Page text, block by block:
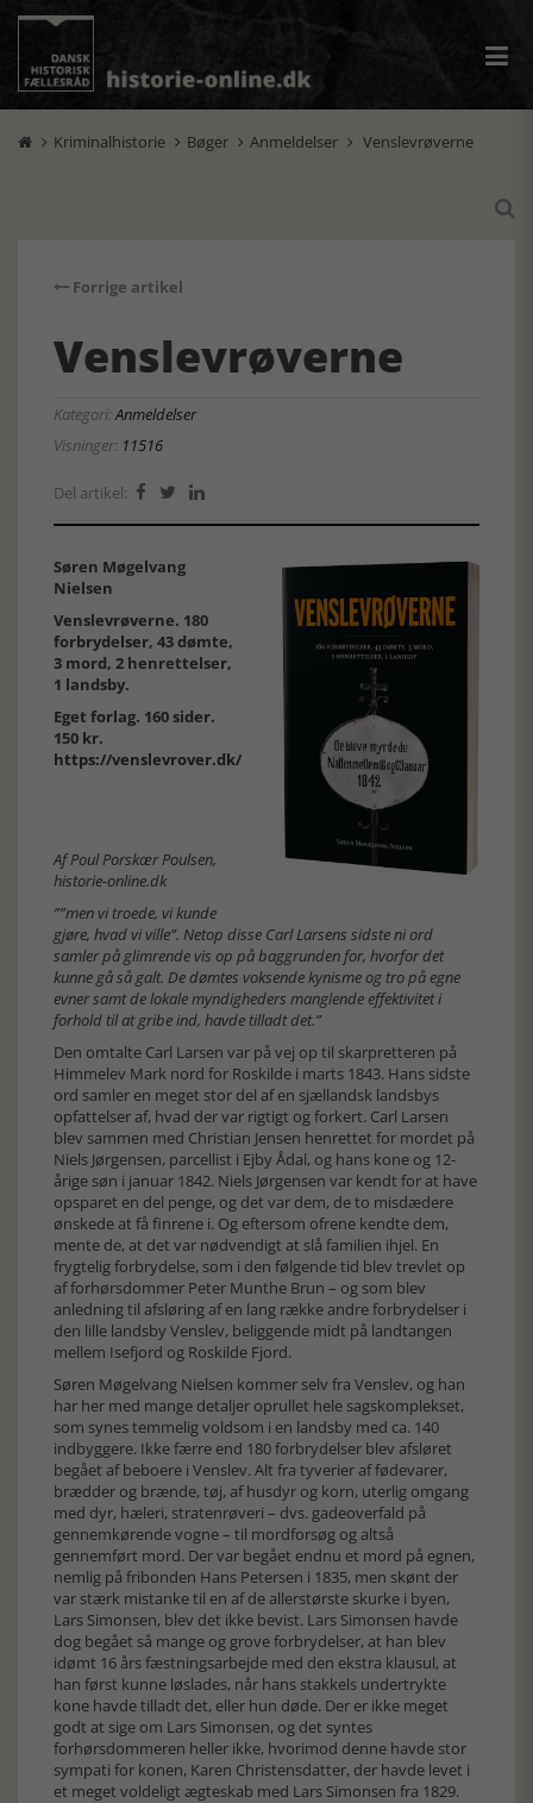
 Kriminalhistorie  Bøger  Anmeldelser  Venslevrøverne

Forrige artikel
Venslevrøverne
Kategori:Anmeldelser
Visninger: 11516
Del artikel:   
Søren Møgelvang
Nielsen
Venslevrøverne. 180
forbrydelser, 43 dømte,
3 mord, 2 henrettelser,
1 landsby.
Eget forlag. 160 sider.
150 kr.
https://venslevrover.dk/
Af Poul Porskær Poulsen,
historie-online.dk
””men vi troede, vi kunde
gjøre, hvad vi ville”. Netop disse Carl Larsens sidste ni ord
samler på glimrende vis op på baggrunden for, hvorfor det
kunne gå så galt. De dømtes voksende kynisme og tro på egne
evner samt de lokale myndigheders manglende effektivitet i
forhold til at gribe ind, havde tilladt det.”
Den omtalte Carl Larsen var på vej op til skarpretteren på
Himmelev Mark nord for Roskilde i marts 1843. Hans sidste
ord samler en meget stor del af en sjællandsk landsbys
opfattelser af, hvad der var rigtigt og forkert. Carl Larsen
blev sammen med Christian Jensen henrettet for mordet på
Niels Jørgensen, parcellist i Ejby Ådal, og hans kone og 12-
årige søn i januar 1842. Niels Jørgensen var kendt for at have
opsparet en del penge, og det var dem, de to misdædere
ønskede at få finrene i. Og eftersom ofrene kendte dem,
mente de, at det var nødvendigt at slå familien ihjel. En
frygtelig forbrydelse, som i den følgende tid blev trevlet op
af forhørsdommer Peter Munthe Brun – og som blev
anledning til afsløring af en lang række andre forbrydelser i
den lille landsby Venslev, beliggende midt på landtangen
mellem Isefjord og Roskilde Fjord.
Søren Møgelvang Nielsen kommer selv fra Venslev, og han
har her med mange detaljer oprullet hele sagskomplekset,
som synes temmelig voldsom i en landsby med ca. 140
indbyggere. Ikke færre end 180 forbrydelser blev afsløret
begået af beboere i Venslev. Alt fra tyverier af fødevarer,
brædder og brænde, tøj, af husdyr og korn, uterlig omgang
med dyr, hæleri, stratenrøveri – dvs. gadeoverfald på
gennemkørende vogne – til mordforsøg og altså
gennemført mord. Der var begået endnu et mord på egnen,
nemlig på fribonden Hans Petersen i 1835, men skønt der
var stærk mistanke til en af de allerstørste skurke i byen,
Lars Simonsen, blev det ikke bevist. Lars Simonsen havde
dog begået så mange og grove forbrydelser, at han blev
idømt 16 års fæstningsarbejde med den ekstra klausul, at
han først kunne løslades, når hans stakkels undertrykte
kone havde tilladt det, eller hun døde. Der er ikke meget
godt at sige om Lars Simonsen, og det syntes
forhørsdommeren heller ikke, hvorimod denne havde stor
sympati for konen, Karen Christensdatter, der havde levet i
et meget voldeligt ægteskab med Lars Simonsen fra 1829.